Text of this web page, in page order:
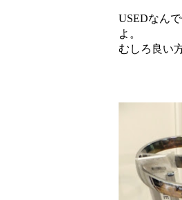
USEDなん
よ。
むしろ良い